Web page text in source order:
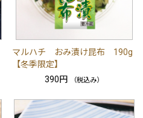
マルハチ おみ漬け昆布 190g
【冬季限定】
390円
（税込み）